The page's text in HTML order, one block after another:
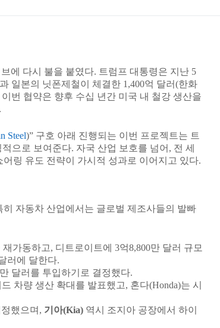
에 다시 불을 붙였다. 트럼프 대통령은 지난 5
일본의 닛폰제철이 체결한 1,400억 달러(한화
번 협약은 향후 수십 년간 미국 내 철강 생산을
Steel)” 구호 아래 진행되는 이번 프로젝트는 트
으로 보여준다. 자국 산업 보호를 넘어, 전 세
링 유도 전략이 가시적 성과로 이어지고 있다.
자동차 산업에서는 글로벌 제조사들의 발빠
가동하고, 디트로이트에 3억8,800만 달러 규모
러에 달한다.
달러를 투입하기로 결정했다.
차량 생산 확대를 발표했고, 혼다(Honda)는 시
했으며, 기아(Kia) 역시 조지아 공장에서 하이